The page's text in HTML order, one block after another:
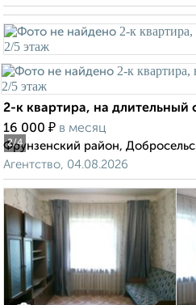
2/4
2-к квартира, на длительный
16 000 ₽ в месяц
Фрунзенский район,
Агентство, 04.08.2026